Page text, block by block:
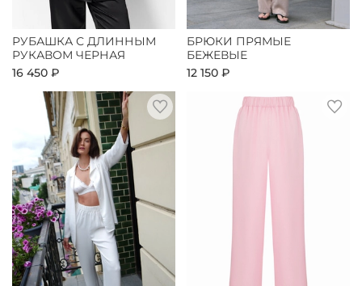
РУБАШКА С ДЛИННЫМ
РУКАВОМ ЧЕРНАЯ
16 450 ₽
БРЮКИ ПРЯМЫЕ
БЕЖЕВЫЕ
12 150 ₽